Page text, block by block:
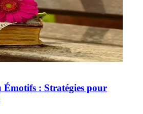
: Stratégies pour